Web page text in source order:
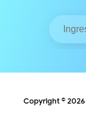
Copyright ©2026